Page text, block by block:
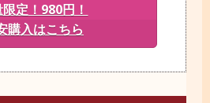
定！980円！
購入はこちら